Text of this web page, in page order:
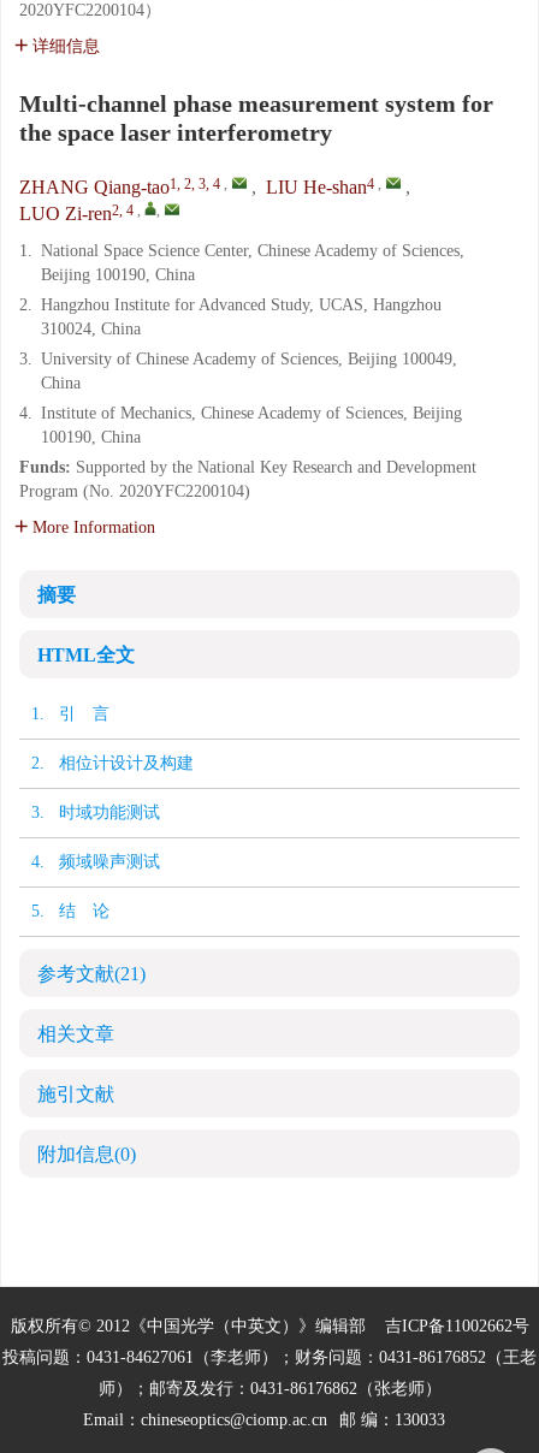
2020YFC2200104）
详细信息
Multi-channel phase measurement system for
the space laser interferometry
ZHANG Qiang-tao1, 2, 3, 4 , , LIU He-shan4 ,
,
LUO Zi-ren2, 4 , ,
1. National Space Science Center, Chinese Academy of Sciences,
Beijing 100190, China
2. Hangzhou Institute for Advanced Study, UCAS, Hangzhou
310024, China
3. University of Chinese Academy of Sciences, Beijing 100049,
China
4. Institute of Mechanics, Chinese Academy of Sciences, Beijing
100190, China
Funds: Supported by the National Key Research and Development
Program (No. 2020YFC2200104)
More Information
摘要
HTML全文
1. 引 言
2. 相位计设计及构建
3. 时域功能测试
4. 频域噪声测试
5. 结 论
参考文献(21)
相关文章
施引文献
附加信息(0)
版权所有© 2012《中国光学（中英文）》编辑部 吉ICP备11002662号
投稿问题：0431-84627061（李老师）；财务问题：0431-86176852（王老
师）；邮寄及发行：0431-86176862（张老师）
Email： chineseoptics@ciomp.ac.cn 邮 编：130033